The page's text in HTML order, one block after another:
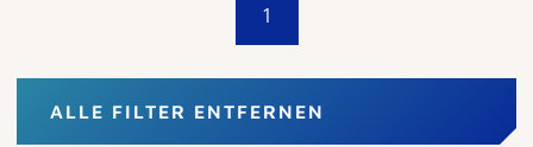
1
ALLE FILTER ENTFERNEN